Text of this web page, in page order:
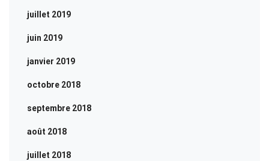
juillet 2019
juin 2019
janvier 2019
octobre 2018
septembre 2018
août 2018
juillet 2018